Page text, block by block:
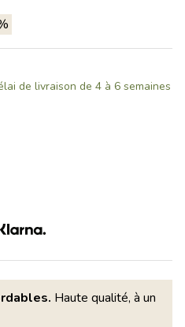
de livraison de 4 à 6 semaines
Haute qualité, à un